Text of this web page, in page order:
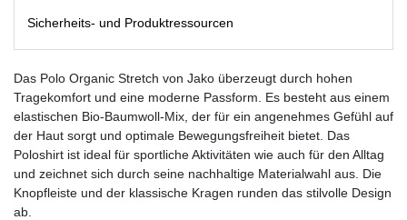
Sicherheits- und Produktressourcen
Das Polo Organic Stretch von Jako überzeugt durch hohen
Tragekomfort und eine moderne Passform. Es besteht aus einem
elastischen Bio-Baumwoll-Mix, der für ein angenehmes Gefühl auf
der Haut sorgt und optimale Bewegungsfreiheit bietet. Das
Poloshirt ist ideal für sportliche Aktivitäten wie auch für den Alltag
und zeichnet sich durch seine nachhaltige Materialwahl aus. Die
Knopfleiste und der klassische Kragen runden das stilvolle Design
ab.